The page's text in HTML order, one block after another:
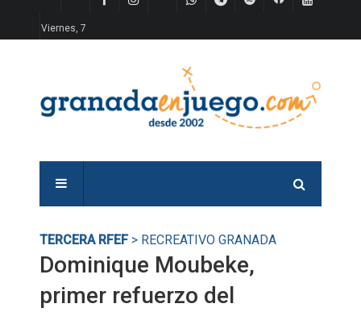
Viernes, 7
TERCERA RFEF> RECREATIVO GRANADA
Dominique Moubeke,
primer refuerzo del